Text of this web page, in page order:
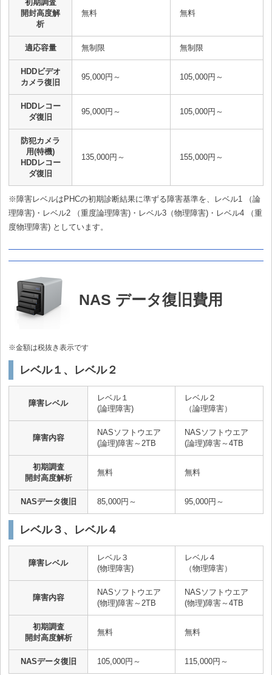
初期調査
開封高度解
析
無料 無料
適応容量 無制限 無制限
HDDビデオ
カメラ復旧
95,000円～ 105,000円～
HDDレコー
ダ復旧
95,000円～ 105,000円～
防犯カメラ
用(特機)
HDDレコー
ダ復旧
135,000円～ 155,000円～
※障害レベルはPHCの初期診断結果に準ずる障害基準を、レベル1 （論
理障害)・レベル2 （重度論理障害)・レベル3（物理障害)・レベル4 （重
度物理障害) としています。
NAS データ復旧費用
※金額は税抜き表示です
レベル１、レベル２
障害レベル
レベル１
(論理障害)
レベル２
（論理障害）
障害内容
NASソフトウエア
(論理)障害～2TB
NASソフトウエア
(論理)障害～4TB
初期調査
開封高度解析
無料 無料
NASデータ復旧 85,000円～ 95,000円～
レベル３、レベル４
障害レベル
レベル３
(物理障害)
レベル４
（物理障害）
障害内容
NASソフトウエア
(物理)障害～2TB
NASソフトウエア
(物理)障害～4TB
初期調査
開封高度解析
無料 無料
NASデータ復旧 105,000円～ 115,000円～